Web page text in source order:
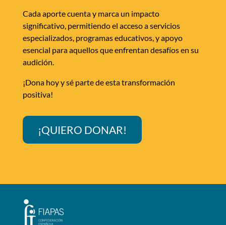
Cada aporte cuenta y marca un impacto
significativo, permitiendo el acceso a servicios
especializados, programas educativos, y apoyo
esencial para aquellos que enfrentan desafíos en su
audición.
¡Dona hoy y sé parte de esta transformación
positiva!
¡QUIERO DONAR!